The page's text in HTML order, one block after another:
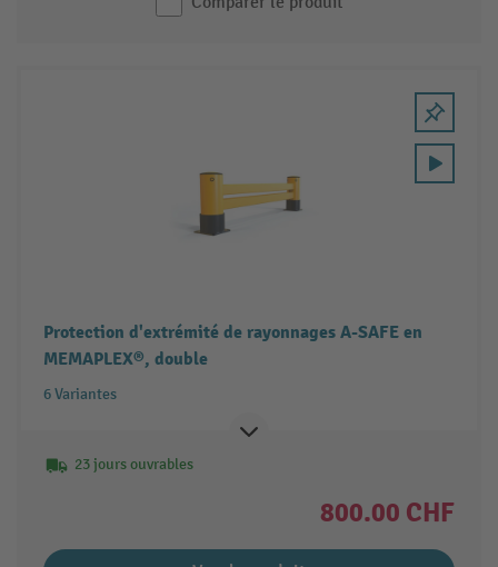
Protection d'extrémité de rayonnages A-SAFE en
MEMAPLEX®, double
6 Variantes
23 jours ouvrables
800.00 CHF